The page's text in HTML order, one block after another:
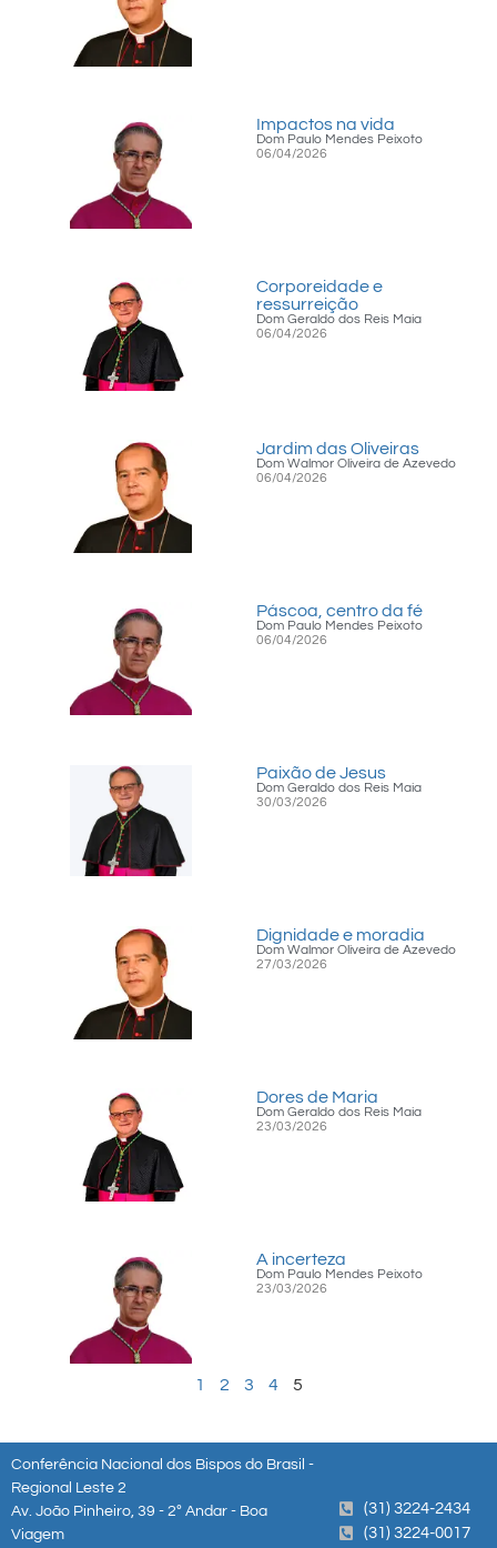
Impactos na vida
Dom Paulo Mendes Peixoto
06/04/2026
Corporeidade e
ressurreição
Dom Geraldo dos Reis Maia
06/04/2026
Jardim das Oliveiras
Dom Walmor Oliveira de Azevedo
06/04/2026
Páscoa, centro da fé
Dom Paulo Mendes Peixoto
06/04/2026
Paixão de Jesus
Dom Geraldo dos Reis Maia
30/03/2026
Dignidade e moradia
Dom Walmor Oliveira de Azevedo
27/03/2026
Dores de Maria
Dom Geraldo dos Reis Maia
23/03/2026
A incerteza
Dom Paulo Mendes Peixoto
23/03/2026
1 2 3 4 5
Conferência Nacional dos Bispos do Brasil -
Regional Leste 2
Av. João Pinheiro, 39 - 2º Andar - Boa
Viagem
(31) 3224-2434
(31) 3224-0017